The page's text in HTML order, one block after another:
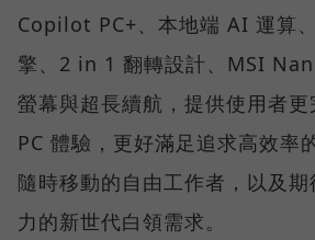
Copilot PC+、本地端 AI 運算
擎、2 in 1 翻轉設計、MSI
螢幕與超長續航，提供使用者
PC 體驗，更好滿足追求高效率
隨時移動的自由工作者，以及
力的新世代白領需求。